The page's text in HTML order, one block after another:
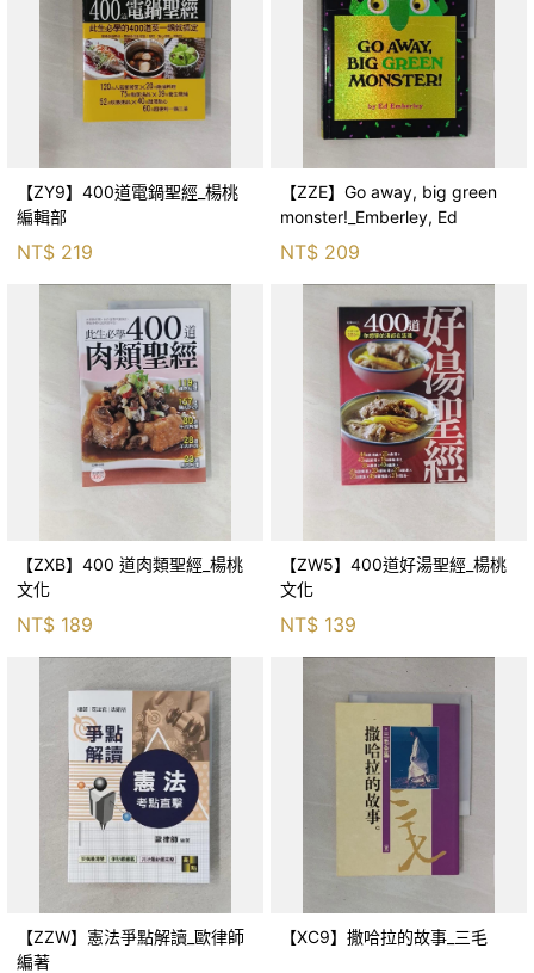
【ZY9】400道電鍋聖經_楊桃
編輯部
NT$ 219
【ZZE】Go away, big green
monster!_Emberley, Ed
NT$ 209
【ZXB】400 道肉類聖經_楊桃
文化
NT$ 189
【ZW5】400道好湯聖經_楊桃
文化
NT$ 139
【ZZW】憲法爭點解讀_歐律師
編著
【XC9】撒哈拉的故事_三毛